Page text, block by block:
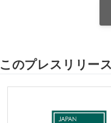
このプレスリリー